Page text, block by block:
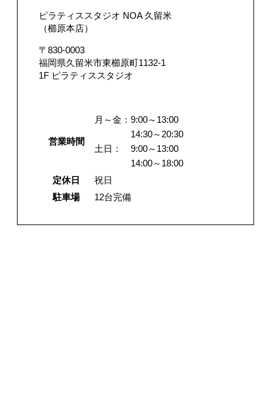
ピラティススタジオ NOA 久留米
（櫛原本店）
〒830-0003
福岡県久留米市東櫛原町1132-1
1F ピラティススタジオ
営業時間
月～金： 9:00～13:00
14:30～20:30
土日：
9:00～13:00
14:00～18:00
定休日
祝日
駐車場
12台完備